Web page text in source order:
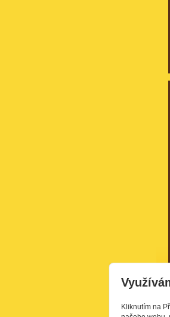
Kliknutím na